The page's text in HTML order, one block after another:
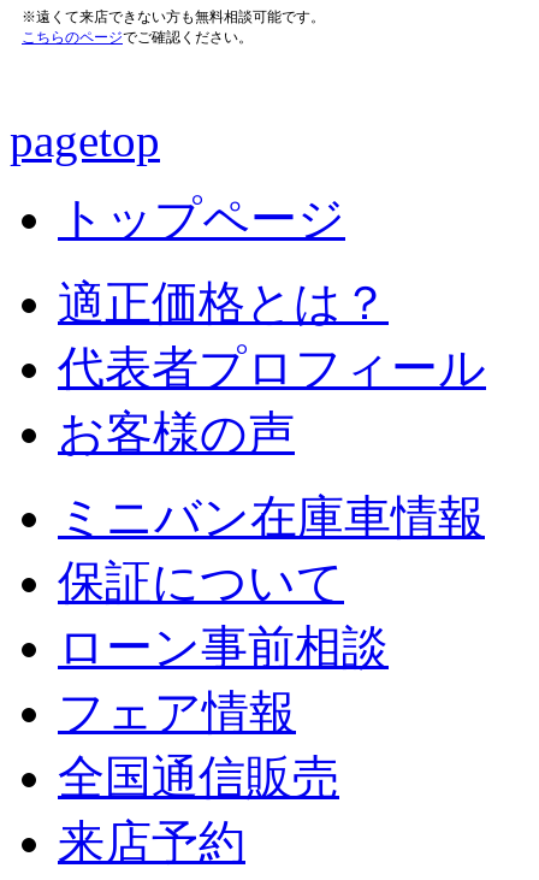
※遠くて来店できない方も無料相談可能です。
こちらのページでご確認ください。
pagetop
トップページ
適正価格とは？
代表者プロフィール
お客様の声
ミニバン在庫車情報
保証について
ローン事前相談
フェア情報
全国通信販売
来店予約